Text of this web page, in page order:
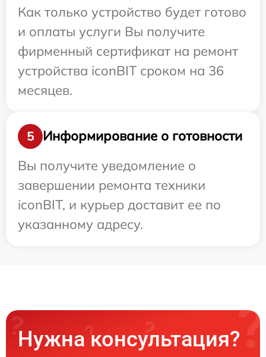
Как только устройство будет готово
и оплаты услуги Вы получите
фирменный сертификат на ремонт
устройства iconBIT сроком на 36
месяцев.
5
Информирование о готовности
Вы получите уведомление о
завершении ремонта техники
iconBIT, и курьер доставит ее по
указанному адресу.
Нужна консультация?